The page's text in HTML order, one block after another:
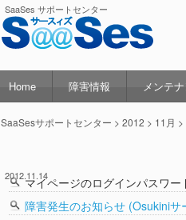
SaaSes サポートセンター
Home 障害情報 メンテ
SaaSesサポートセンター > 2012 > 11月
2012.11.14マイページのログインパスワー
障害発生のお知らせ (Osukini